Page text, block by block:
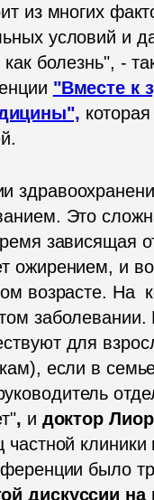
из многих
условий и
болезнь", -
"Вместе к
Это
зависящая
ожирением, и
возрасте. На
для
, и доктор
было
дискуссии